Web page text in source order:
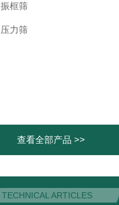
振框筛
压力筛
查看全部产品 >>
TECHNICAL ARTICLES